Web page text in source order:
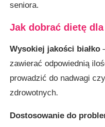
seniora.
Jak dobrać dietę
Wysokiej jakości białko
zawierać odpowiednią
prowadzić do nadwagi
zdrowotnych.
Dostosowanie do